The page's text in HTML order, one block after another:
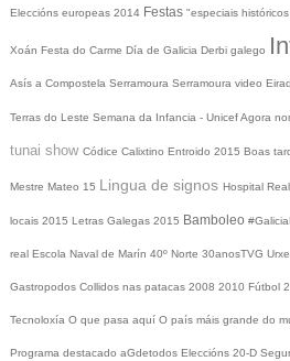
Eleccións europeas 2014 Festas "especiais
Xoán Festa do Carme Día de Galicia Derbi galego
Asís a Compostela Serramoura Serramoura video
Terras do Leste Semana da Infancia - UnicefAgora
tunai show Códice Calixtino Entroido 2015 Boas
Mestre Mateo 15 Lingua de signos Hospital Real
locais 2015 Letras Galegas 2015 Bamboleo
real Escola Naval de Marín 40º Norte 30anosTVG
Gastropodos Collidos nas patacas 2008 2010 Fútbol
Tecnoloxía O que pasa aquí O país máis grande do
Programa destacado aGdetodos Eleccións 20-D